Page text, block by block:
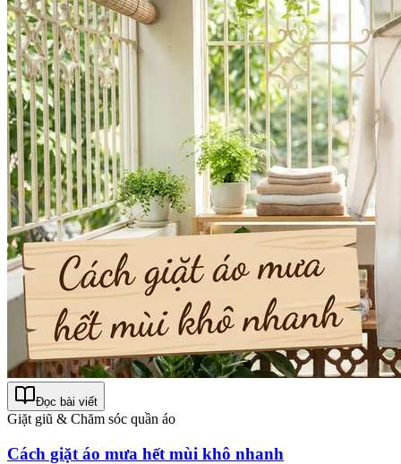
Đọc bài viết
Giặt giũ & Chăm sóc quần áo
Cách giặt áo mưa hết mùi khô nhanh